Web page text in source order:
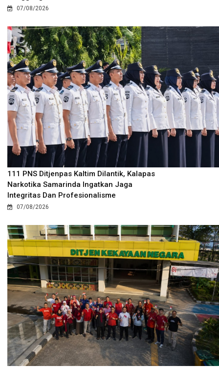
07/08/2026
111 PNS Ditjenpas Kaltim Dilantik, Kalapas
Narkotika Samarinda Ingatkan Jaga
Integritas Dan Profesionalisme
07/08/2026